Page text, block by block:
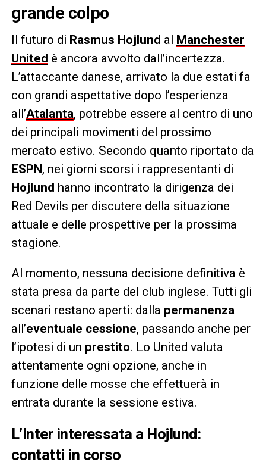
grande colpo
Il futuro di Rasmus Hojlund al Manchester
United è ancora avvolto dall’incertezza.
L’attaccante danese, arrivato la due estati fa
con grandi aspettative dopo l’esperienza
all’Atalanta, potrebbe essere al centro di uno
dei principali movimenti del prossimo
mercato estivo. Secondo quanto riportato da
ESPN, nei giorni scorsi i rappresentanti di
Hojlund hanno incontrato la dirigenza dei
Red Devils per discutere della situazione
attuale e delle prospettive per la prossima
stagione.
Al momento, nessuna decisione definitiva è
stata presa da parte del club inglese. Tutti gli
scenari restano aperti: dalla permanenza
all’eventuale cessione, passando anche per
l’ipotesi di un prestito. Lo United valuta
attentamente ogni opzione, anche in
funzione delle mosse che effettuerà in
entrata durante la sessione estiva.
L’Inter interessata a Hojlund:
contatti in corso